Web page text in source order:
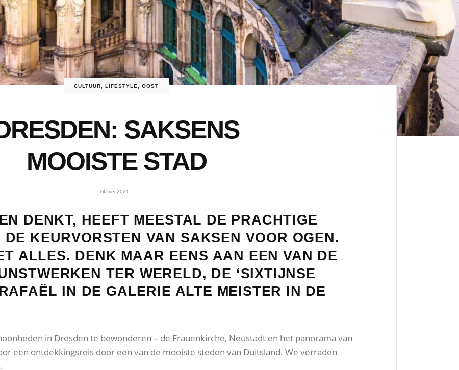
CULTUUR LIFESTYLE OOST
SAKSENS
MOOISTE STAD
14 mei 2021
DENKT, HEEFT MEESTAL DE PRACHTIGE
DE KEURVORSTEN VAN SAKSEN VOOR OGEN.
ALLES. DENK MAAR EENS AAN EEN VAN DE
TER WERELD, DE ‘SIXTIJNSE
IN DE GALERIE ALTE MEISTER IN DE
in Dresden te bewonderen – de Frauenkirche, Neustadt en het panorama van
een ontdekkingsreis door een van de mooiste steden van Duitsland. We verraden